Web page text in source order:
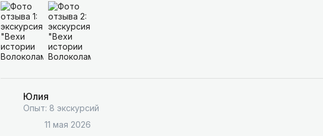
Юлия
Опыт: 8 экскурсий
11 мая 2026